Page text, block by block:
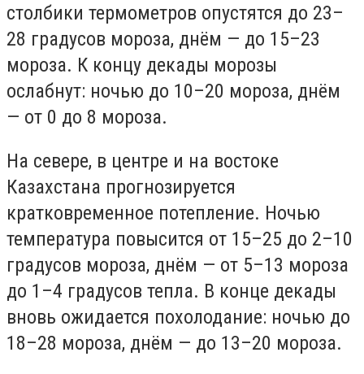
столбики термометров опустятся до 23–
28 градусов мороза, днём — до 15–23
мороза. К концу декады морозы
ослабнут: ночью до 10–20 мороза, днём
— от 0 до 8 мороза.
На севере, в центре и на востоке
Казахстана прогнозируется
кратковременное потепление. Ночью
температура повысится от 15–25 до 2–10
градусов мороза, днём — от 5–13 мороза
до 1–4 градусов тепла. В конце декады
вновь ожидается похолодание: ночью до
18–28 мороза, днём — до 13–20 мороза.